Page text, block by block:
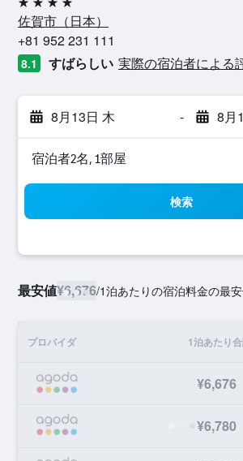
4つ星
佐賀市​（日本​）​
+81 952 231 111
8.1 すばらしい 実際の宿泊者による
8月13日 木 - 8月
宿泊者2名, 1​部屋
検索
最安値¥6,676/1泊あたりの宿泊料金の最
プロバイダ 1泊あたり
¥6,676
¥6,780